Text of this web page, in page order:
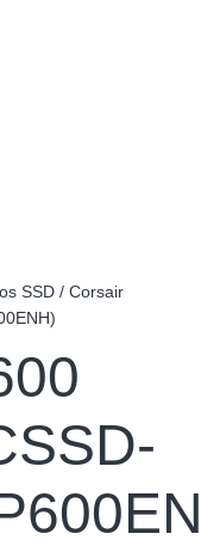
SSD / Corsair